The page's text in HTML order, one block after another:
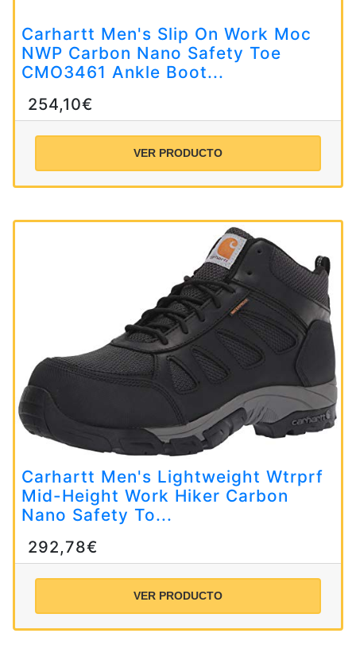
Carhartt Men's Slip On Work Moc
NWP Carbon Nano Safety Toe
CMO3461 Ankle Boot...
254,10€
VER PRODUCTO
Carhartt Men's Lightweight Wtrprf
Mid-Height Work Hiker Carbon
Nano Safety To...
292,78€
VER PRODUCTO